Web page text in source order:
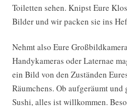
Toiletten sehen. Knipst Eure
Bilder und wir packen sie ins
Nehmt also Eure
Handykameras oder Laternae
ein Bild von den Zuständen
Räumchens. Ob aufgeräumt
Sushi, alles ist willkommen.